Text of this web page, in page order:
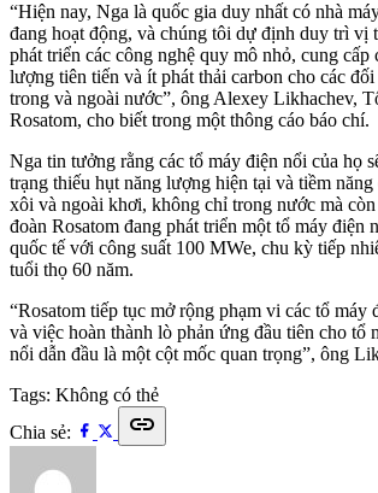
“Hiện nay, Nga là quốc gia duy nhất có nhà
đang hoạt động, và chúng tôi dự định duy trì vị
phát triển các công nghệ quy mô nhỏ, cung cấp
lượng tiên tiến và ít phát thải carbon cho các
trong và ngoài nước”, ông Alexey Likhachev,
Rosatom, cho biết trong một thông cáo báo chí.
Nga tin tưởng rằng các tổ máy điện nổi của họ
trạng thiếu hụt năng lượng hiện tại và tiềm
xôi và ngoài khơi, không chỉ trong nước mà
đoàn Rosatom đang phát triển một tổ máy điện
quốc tế với công suất 100 MWe, chu kỳ tiếp
tuổi thọ 60 năm.
“Rosatom tiếp tục mở rộng phạm vi các tổ máy
và việc hoàn thành lò phản ứng đầu tiên cho tổ
nổi dẫn đầu là một cột mốc quan trọng”, ông
Tags: Không có thẻ
Chia sẻ:
link